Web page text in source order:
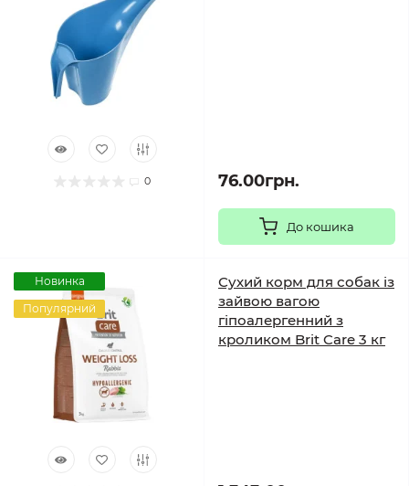
0 76.00грн.
До кошика
Новинка
Популярний
Сухий корм для собак із
зайвою вагою
гіпоалергенний з
кроликом Brit Care 3 кг